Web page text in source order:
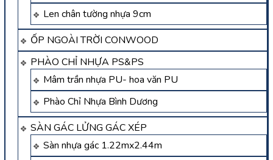
Len chân tường nhựa 9cm
ỐP NGOÀI TRỜI CONWOOD
PHÀO CHỈ NHỰA PS&PS
Mâm trần nhựa PU- hoa văn PU
Phào Chỉ Nhựa Bình Dương
SÀN GÁC LỬNG GÁC XÉP
Sàn nhựa gác 1.22mx2.44m